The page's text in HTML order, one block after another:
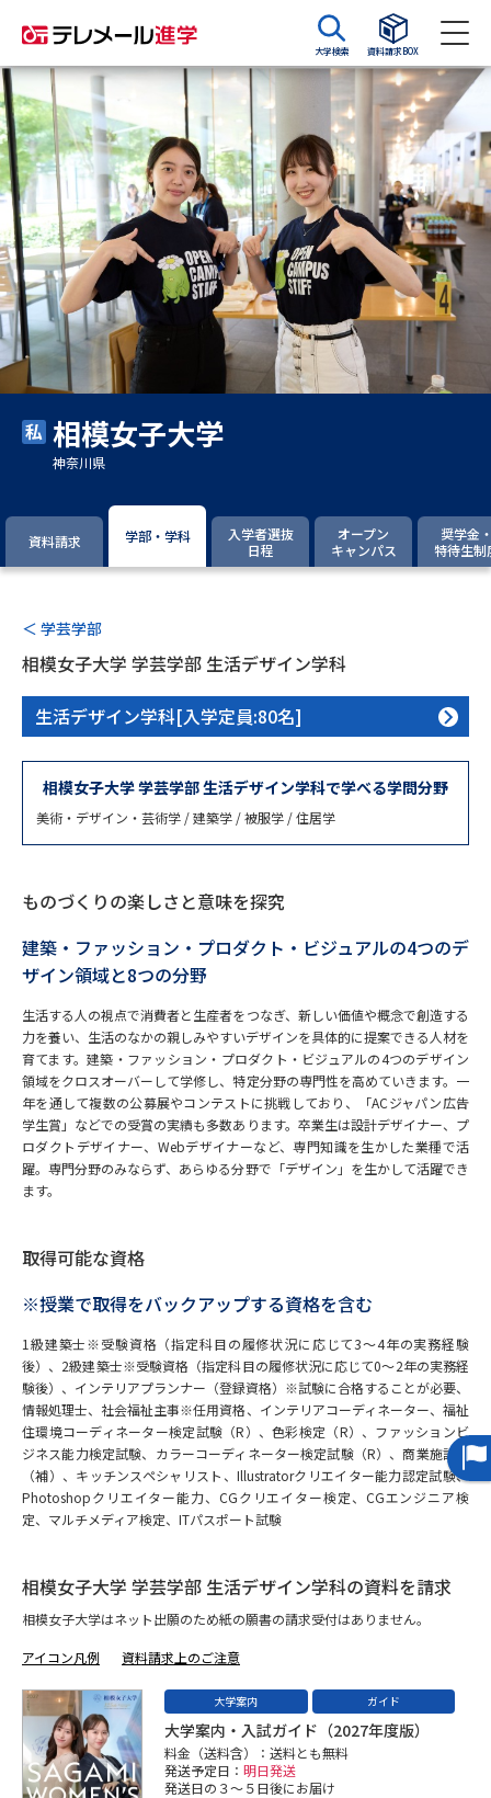
大学検索 資料請求BOX
資料請求 資料検索
大学・短大の資料種類から請求
大学パンフ 学部・学科パンフ
総合型選抜・学校推薦型選抜 募
集要項＆願書
大学入学共通テスト利用選抜の
募集要項＆願書
過去問題集
大学・短大以外の資料から請求
留学・進学関連、塾・予備校
大学入学共通テスト「受験案
内」の請求
配慮案内」の請求
幼稚園教員資格認定試験 小学校教員資格認定試験
高等学校（情報）教員資格認定
試験
大学研究 大学検索
大学で学べる内容や特徴を調べる
新増設大学・学部・学科特集
国際・グローバルに強い大学特
データサイエンス特集 奨学金・特待生制度特集
デジタルパンフレット 進路の３択
新学年スタート号特集ページ
（高3生用）
新学年スタート号特集ページ
（高2生用）
オープンキャンパスなどを調べる
来場型・Web型イベント特集 夢ナビライブ
受験準備 資料検索
併願校選び 受験スケジュールを立てよう
新生活お役立ちガイド
相模女子大学
神奈川県
資料請求 学部・学科
入学者選抜
日程
オープン
キャンパス
奨学金
特待生制
＜ 学芸学部
相模女子大学 学芸学部 生活デザイン学科
生活デザイン学科[入学定員:80名]
相模女子大学 学芸学部 生活デザイン学科で学べる学問分野
美術・デザイン・芸術学 / 建築学 / 被服学 / 住居学
ものづくりの楽しさと意味を探究
建築・ファッション・プロダクト・ビジュアルの4つのデ
ザイン領域と8つの分野
生活する人の視点で消費者と生産者をつなぎ、新しい価値や概念で創造する
力を養い、生活のなかの親しみやすいデザインを具体的に提案できる人材を
育てます。建築・ファッション・プロダクト・ビジュアルの4つのデザイン
領域をクロスオーバーして学修し、特定分野の専門性を高めていきます。一
年を通して複数の公募展やコンテストに挑戦しており、「ACジャパン広告
学生賞」などでの受賞の実績も多数あります。卒業生は設計デザイナー、プ
ロダクトデザイナー、Webデザイナーなど、専門知識を生かした業種で活
躍。専門分野のみならず、あらゆる分野で「デザイン」を生かして活躍でき
ます。
取得可能な資格
※授業で取得をバックアップする資格を含む
1級建築士※受験資格（指定科目の履修状況に応じて3～4年の実務経験
後）、2級建築士※受験資格（指定科目の履修状況に応じて0～2年の実務経
験後）、インテリアプランナー（登録資格）※試験に合格することが必要、
情報処理士、社会福祉主事※任用資格、インテリアコーディネーター、福祉
住環境コーディネーター検定試験（R）、色彩検定（R）、ファッションビ
ジネス能力検定試験、カラーコーディネーター検定試験（R）、商業施設士
（補）、キッチンスペシャリスト、Illustratorクリエイター能力認定試験、
Photoshopクリエイター能力、CGクリエイター検定、CGエンジニア検
定、マルチメディア検定、ITパスポート試験
相模女子大学 学芸学部 生活デザイン学科の資料を請求
相模女子大学はネット出願のため紙の願書の請求受付はありません。
アイコン凡例 資料請求上のご注意
大学案内 ガイド
大学案内・入試ガイド（2027年度版）
料金（送料含）：送料とも無料
発送予定日： 明日発送
発送日の３～５日後にお届け